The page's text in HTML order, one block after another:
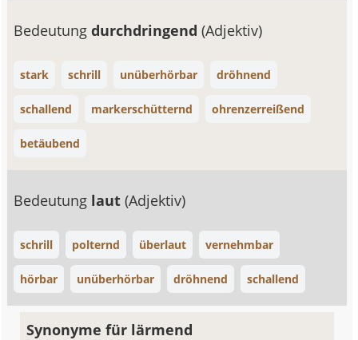
Bedeutungdurchdringend(Adjektiv)
stark schrill unüberhörbar dröhnend
schallend markerschütternd ohrenzerreißend
betäubend
Bedeutung laut(Adjektiv)
schrill polternd überlaut vernehmbar
hörbar unüberhörbar dröhnend schallend
Synonyme für lärmend